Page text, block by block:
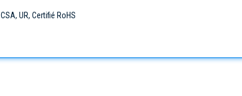
CSA, UR, Certifié RoHS